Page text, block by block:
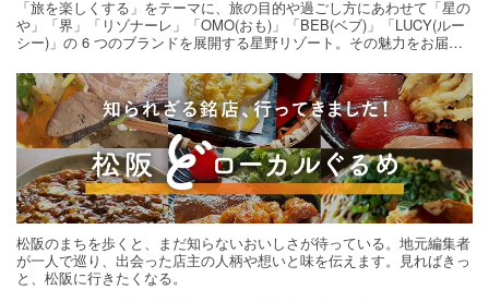
「旅を楽しくする」をテーマに、旅の目的や過ごし方にあわせて「星の
や」「界」「リゾナーレ」「OMO(おも)」「BEB(ベブ)」「LUCY(ルー
シー)」の 6 つのブランドを展開する星野リゾート。その魅力をお届け
松阪のまちを歩くと、まだ知らないおいしさが待っている。地元編集者
が一人で巡り、出会った店主の人柄や想いと味を伝えます。見ればきっ
と、松阪に行きたくなる。